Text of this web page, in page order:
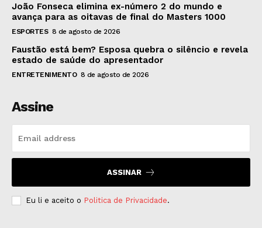
João Fonseca elimina ex-número 2 do mundo e
avança para as oitavas de final do Masters 1000
ESPORTES 8 de agosto de 2026
Faustão está bem? Esposa quebra o silêncio e revela
estado de saúde do apresentador
ENTRETENIMENTO 8 de agosto de 2026
Assine
ASSINAR
Eu li e aceito o Politica de Privacidade.